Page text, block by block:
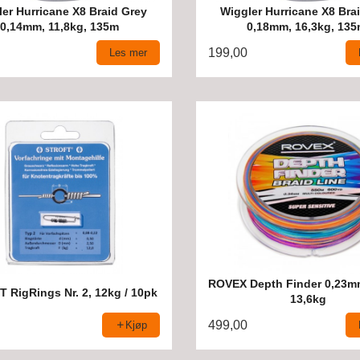
Hurricane X8 Braid Grey
0,14mm, 11,8kg, 135m
Les mer
Wiggler Hurricane X8
0,18mm, 16,3kg,
199,00
RigRings Nr. 2, 12kg / 10pk
Kjøp
ROVEX Depth Finder
13,6kg
499,00